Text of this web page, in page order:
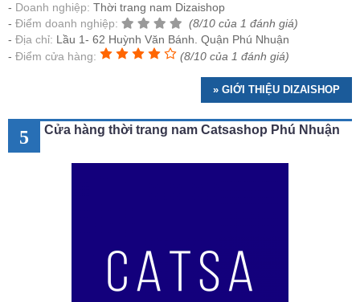
Doanh nghiệp: Thời trang nam Dizaishop
Điểm doanh nghiệp:
(8/10 của 1 đánh giá)
Địa chỉ: Lầu 1- 62 Huỳnh Văn Bánh. Quận Phú Nhuận
Điểm cửa hàng:
(8/10 của 1 đánh giá)
» GIỚI THIỆU DIZAISHOP
5 Cửa hàng thời trang nam Catsashop Phú Nhuận